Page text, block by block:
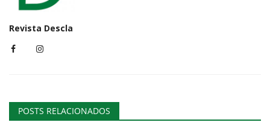
Revista Descla
POSTS RELACIONADOS